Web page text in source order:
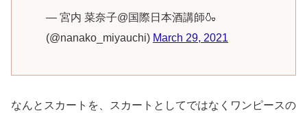
— 宮内 菜奈子@国際日本酒講師🍶
(@nanako_miyauchi) March 29, 2021
なんとスカートを、スカートとしてではなくワンピースの